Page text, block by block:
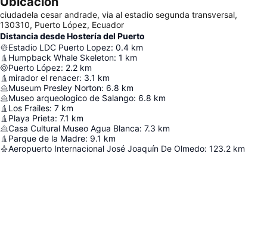
ciudadela cesar andrade, via al estadio segunda transversal,
130310, Puerto López, Ecuador
Distancia desde Hostería del Puerto
Estadio LDC Puerto Lopez: 0.4 km
Humpback Whale Skeleton: 1 km
Puerto López: 2.2 km
mirador el renacer: 3.1 km
Museum Presley Norton: 6.8 km
Museo arqueologico de Salango: 6.8 km
Los Frailes: 7 km
Playa Prieta: 7.1 km
Casa Cultural Museo Agua Blanca: 7.3 km
Parque de la Madre: 9.1 km
Aeropuerto Internacional José Joaquín De Olmedo: 123.2 km